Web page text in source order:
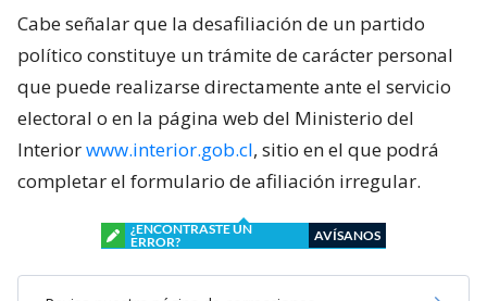
Cabe señalar que la desafiliación de un partido
político constituye un trámite de carácter personal
que puede realizarse directamente ante el servicio
electoral o en la página web del Ministerio del
Interiorwww.interior.gob.cl, sitio en el que podrá
completar el formulario de afiliación irregular.
¿ENCONTRASTE UN
ERROR?
AVÍSANOS